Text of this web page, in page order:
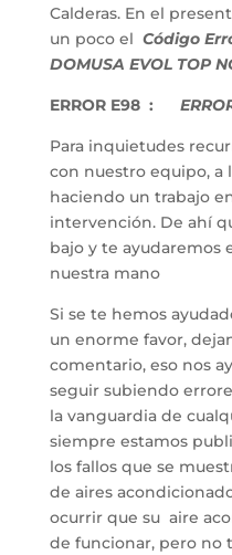
Calderas. En el
un poco el Código
DOMUSA EVOL TOP
ERROR E98 :
Para inquietudes
con nuestro equipo, a
haciendo un trabajo
intervención. De ahí
bajo y te ayudaremos
nuestra mano
Si se te hemos
un enorme favor,
comentario, eso nos
seguir subiendo
la vanguardia de
siempre estamos
los fallos que se
de aires
ocurrir que su aire
de funcionar, pero no